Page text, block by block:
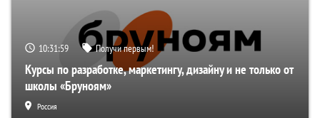
10:31:58 Получи первым!
Курсы по разработке, маркетингу, дизайну и не только от
школы «Бруноям»
Россия